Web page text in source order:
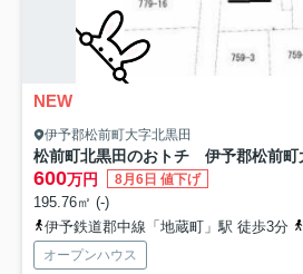
NEW
伊予郡松前町大字北黒田
600万円 8月6日 値下げ
195.76㎡ (-)
伊予鉄道郡中線「地蔵町」駅 徒歩3分
オープンハウス